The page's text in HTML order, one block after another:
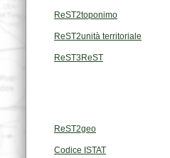
ReST2toponimo
ReST2unità territoriale
ReST3ReST
ReST2geo
Codice ISTAT